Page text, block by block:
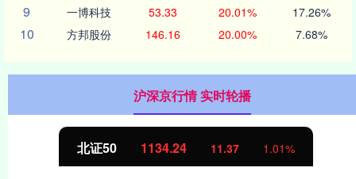
9 一博科技 53.33 20.01% 17.26%
10 方邦股份 146.16 20.00% 7.68%
沪深京行情 实时轮播
北证50 1134.24 11.37 1.01%